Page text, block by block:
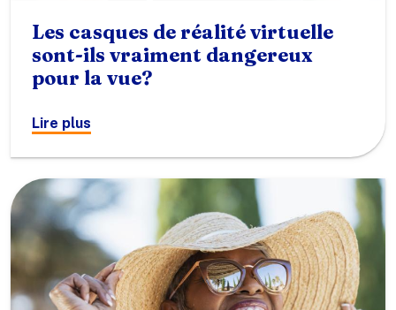
Les casques de réalité virtuelle
sont-ils vraiment dangereux
pour la vue?
Lire plus